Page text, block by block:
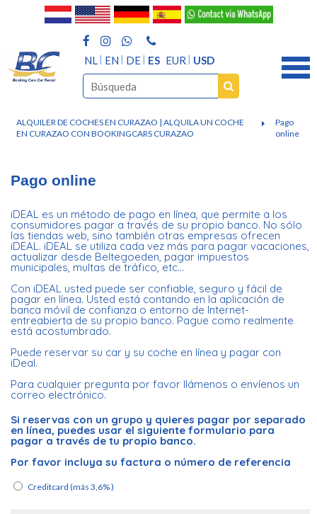
NL EN DE ES EUR USD
ALQUILER DE COCHES EN CURAZAO | ALQUILA UN COCHE
EN CURAZAO CON BOOKINGCARS CURAZAO
Pago
online
Pago online
iDEAL es un método de pago en línea, que permite a los
consumidores pagar a través de su propio banco. No sólo
las tiendas web, sino también otras empresas ofrecen
iDEAL. iDEAL se utiliza cada vez más para pagar vacaciones,
actualizar desde Beltegoeden, pagar impuestos
municipales, multas de tráfico, etc...
Con iDEAL usted puede ser confiable, seguro y fácil de
pagar en línea. Usted está contando en la aplicación de
banca móvil de confianza o entorno de Internet-
entreabierta de su propio banco. Pague como realmente
está acostumbrado.
Puede reservar su car y su coche en línea y pagar con
iDeal.
Para cualquier pregunta por favor llámenos o envíenos un
correo electrónico.
Si reservas con un grupo y quieres pagar por separado
en línea, puedes usar el siguiente formulario para
pagar a través de tu propio banco.
Por favor incluya su factura o número de referencia
Creditcard(más 3,6% )